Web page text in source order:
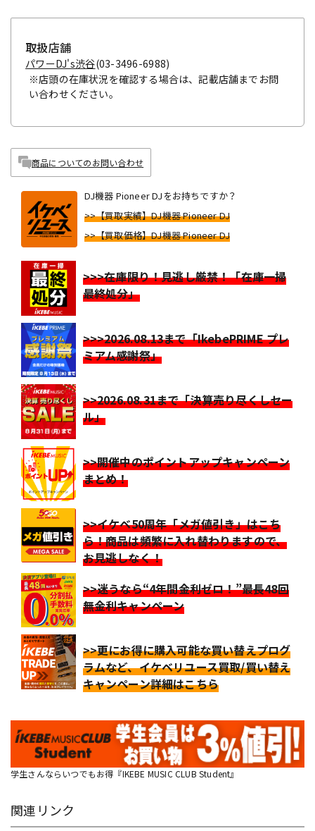
取扱店舗
パワーDJ's渋谷(03-3496-6988)
※店頭の在庫状況を確認する場合は、記載店舗までお問
い合わせください。
商品についてのお問い合わせ
DJ機器 Pioneer DJをお持ちですか？
>>【買取実績】DJ機器 Pioneer DJ
>>【買取価格】DJ機器 Pioneer DJ
>>>在庫限り！見逃し厳禁！「在庫一掃
最終処分」
>>>2026.08.13まで「IkebePRIME プレ
ミアム感謝祭」
>>2026.08.31まで「決算売り尽くしセー
ル」
>>開催中のポイントアップキャンペーン
まとめ！
>>イケベ50周年「メガ値引き」はこち
ら！商品は頻繁に入れ替わりますので、
お見逃しなく！
>>迷うなら“4年間金利ゼロ！”最長48回
無金利キャンペーン
>>更にお得に購入可能な買い替えプログ
ラムなど、イケベリユース買取/買い替え
キャンペーン詳細はこちら
学生さんならいつでもお得『IKEBE MUSIC CLUB Student』
関連リンク